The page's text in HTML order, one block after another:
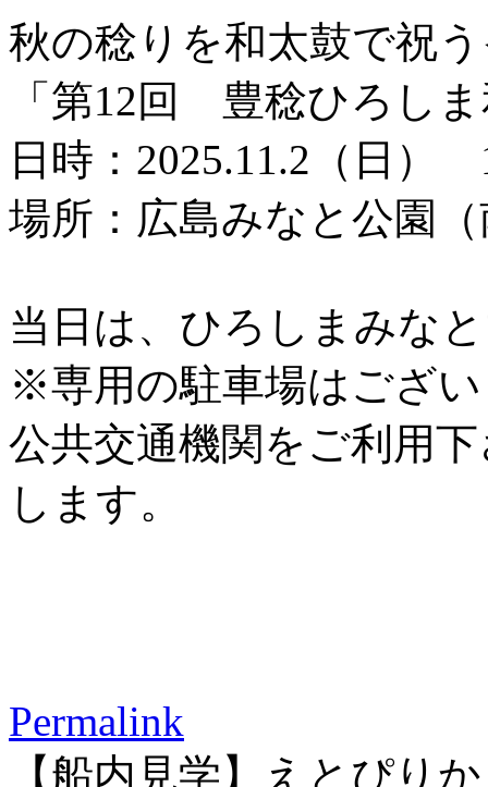
秋の稔りを和太鼓で祝
「第12回 豊稔ひろし
日時：2025.11.2（日）
場所：広島みなと公園
当日は、ひろしまみな
※専用の駐車場はござ
公共交通機関をご利用
します。
Permalink
【船内見学】えとぴりか